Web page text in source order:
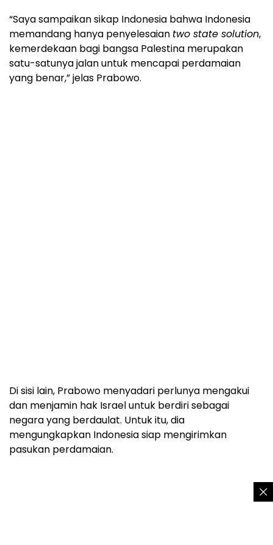
“Saya sampaikan sikap Indonesia bahwa Indonesia
memandang hanya penyelesaian two state solution,
kemerdekaan bagi bangsa Palestina merupakan
satu-satunya jalan untuk mencapai perdamaian
yang benar,” jelas Prabowo.
Di sisi lain, Prabowo menyadari perlunya mengakui
dan menjamin hak Israel untuk berdiri sebagai
negara yang berdaulat. Untuk itu, dia
mengungkapkan Indonesia siap mengirimkan
pasukan perdamaian.